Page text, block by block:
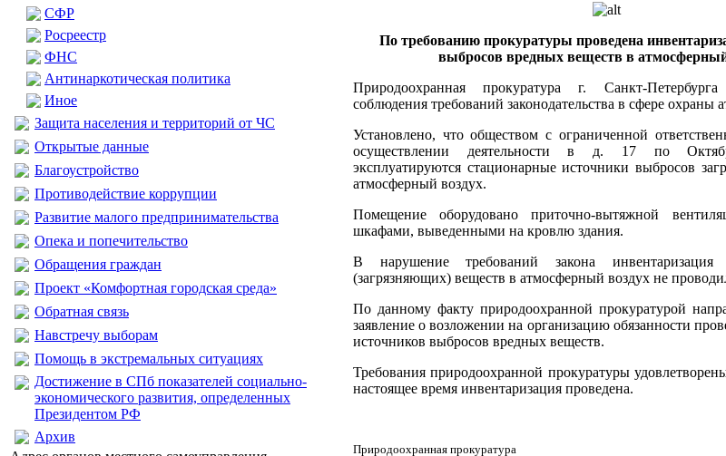
CФР
Росреестр
ФНС
Антинаркотическая политика
Иное
Защита населения и территорий от ЧС
Открытые данные
Благоустройство
Противодействие коррупции
Развитие малого предпринимательства
Опека и попечительство
Обращения граждан
Проект «Комфортная городская среда»
Обратная связь
Навстречу выборам
Помощь в экстремальных ситуациях
Достижение в СПб показателей социально-
экономического развития, определенных
Президентом РФ
Архив
По требованию прокуратуры проведена
выбросов вредных веществ в
Природоохранная прокуратура г. Санкт-
соблюдения требований законодательства в сфере охраны
Установлено, что обществом с ограниченной
осуществлении деятельности в д. 17 по
эксплуатируются стационарные источники выбросов
атмосферный воздух.
Помещение оборудовано приточно-вытяжной
шкафами, выведенными на кровлю здания.
В нарушение требований закона
(загрязняющих) веществ в атмосферный воздух не
По данному факту природоохранной прокуратурой
заявление о возложении на организацию обязанности
источников выбросов вредных веществ.
Требования природоохранной прокуратуры
настоящее время инвентаризация проведена.
Природоохранная прокуратура